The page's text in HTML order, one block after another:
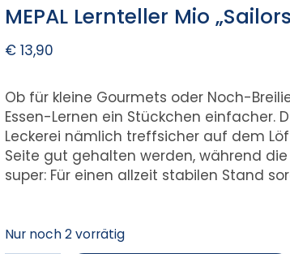
MEPAL Lernteller Mio
€ 13,90
Ob für kleine Gourmets oder Noch-
Essen-Lernen ein Stückchen einfacher.
Leckerei nämlich treffsicher auf dem
Seite gut gehalten werden, während
super: Für einen allzeit stabilen Stand
Nur noch 2 vorrätig